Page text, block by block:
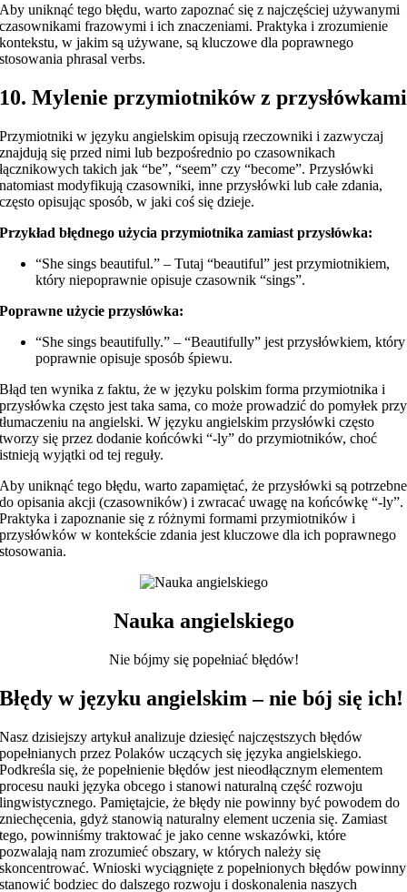
Aby uniknąć tego błędu, warto zapoznać się z najczęściej używanymi
czasownikami frazowymi i ich znaczeniami. Praktyka i zrozumienie
kontekstu, w jakim są używane, są kluczowe dla poprawnego
stosowania phrasal verbs.
10. Mylenie przymiotników z przysłówkami
Przymiotniki w języku angielskim opisują rzeczowniki i zazwyczaj
znajdują się przed nimi lub bezpośrednio po czasownikach
łącznikowych takich jak “be”, “seem” czy “become”. Przysłówki
natomiast modyfikują czasowniki, inne przysłówki lub całe zdania,
często opisując sposób, w jaki coś się dzieje.
Przykład błędnego użycia przymiotnika zamiast przysłówka:
“She sings beautiful.” – Tutaj “beautiful” jest przymiotnikiem,
który niepoprawnie opisuje czasownik “sings”.
Poprawne użycie przysłówka:
“She sings beautifully.” – “Beautifully” jest przysłówkiem, który
poprawnie opisuje sposób śpiewu.
Błąd ten wynika z faktu, że w języku polskim forma przymiotnika i
przysłówka często jest taka sama, co może prowadzić do pomyłek przy
tłumaczeniu na angielski. W języku angielskim przysłówki często
tworzy się przez dodanie końcówki “-ly” do przymiotników, choć
istnieją wyjątki od tej reguły.
Aby uniknąć tego błędu, warto zapamiętać, że przysłówki są potrzebne
do opisania akcji (czasowników) i zwracać uwagę na końcówkę “-ly”.
Praktyka i zapoznanie się z różnymi formami przymiotników i
przysłówków w kontekście zdania jest kluczowe dla ich poprawnego
stosowania.
Nauka angielskiego
Nie bójmy się popełniać błędów!
Błędy w języku angielskim – nie bój się ich!
Nasz dzisiejszy artykuł analizuje dziesięć najczęstszych błędów
popełnianych przez Polaków uczących się języka angielskiego.
Podkreśla się, że popełnienie błędów jest nieodłącznym elementem
procesu nauki języka obcego i stanowi naturalną część rozwoju
lingwistycznego. Pamiętajcie, że błędy nie powinny być powodem do
zniechęcenia, gdyż stanowią naturalny element uczenia się. Zamiast
tego, powinniśmy traktować je jako cenne wskazówki, które
pozwalają nam zrozumieć obszary, w których należy się
skoncentrować. Wnioski wyciągnięte z popełnionych błędów powinny
stanowić bodziec do dalszego rozwoju i doskonalenia naszych